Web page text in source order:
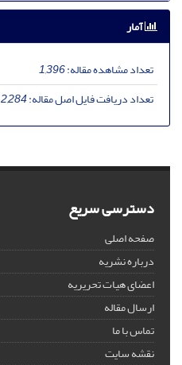
آمار
تعداد مشاهده مقاله:1,396
تعداد دریافت فایل اصل مقاله:2,284
دسترسی سریع
صفحه اصلی
درباره نشریه
اعضای هیات تحریریه
ارسال مقاله
تماس با ما
نقشه سایت